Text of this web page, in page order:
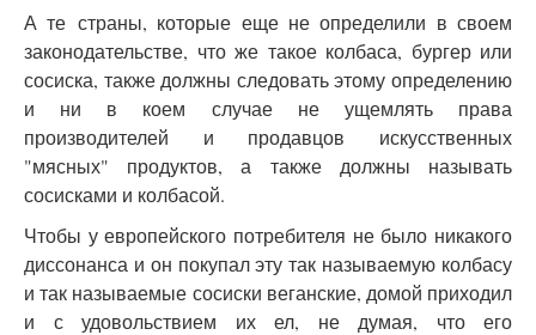
А те страны, которые еще не определили в своем
законодательстве, что же такое колбаса, бургер или
сосиска, также должны следовать этому определению
и ни в коем случае не ущемлять права
производителей и продавцов искусственных
"мясных" продуктов, а также должны называть
сосисками и колбасой.
Чтобы у европейского потребителя не было никакого
диссонанса и он покупал эту так называемую колбасу
и так называемые сосиски веганские, домой приходил
и с удовольствием их ел, не думая, что его